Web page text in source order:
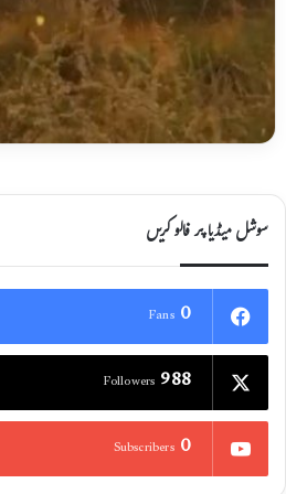
سوشل میڈیا پر فالو کریں
0
Fans
988
Followers
0
Subscribers